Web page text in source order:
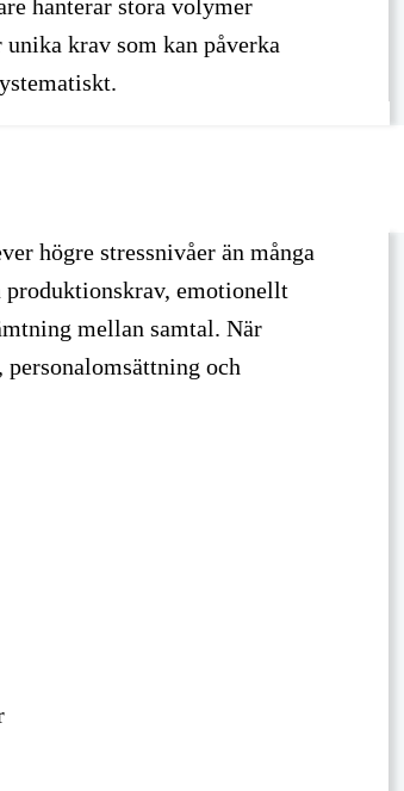
hanterar stora volymer
krav som kan påverka
högre stressnivåer än många
produktionskrav, emotionellt
mellan samtal. När
och